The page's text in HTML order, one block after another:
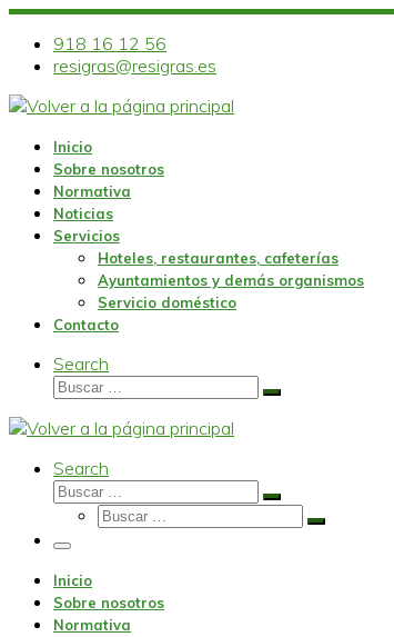
Skip
content
918 16 12 56
resigras@resigras.es
Inicio
Sobre nosotros
Normativa
Noticias
Servicios
Hoteles, restaurantes, cafeterías
Ayuntamientos y demás organismos
Servicio doméstico
Contacto
Search
Buscar
Buscar
Search
Buscar
Buscar
Buscar
Buscar
Menu
Inicio
Sobre nosotros
Normativa